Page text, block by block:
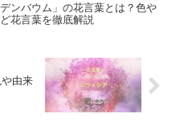
デンバウム」の花言葉とは？色や
花言葉を徹底解説
や由来